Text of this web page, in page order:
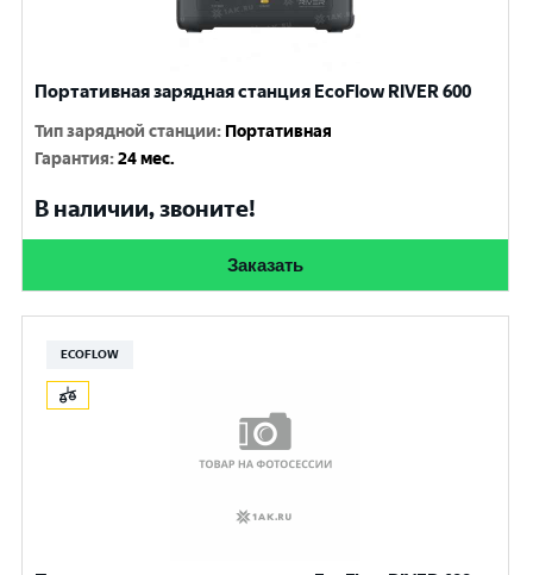
Портативная зарядная станция EcoFlow RIVER 600
Тип зарядной станции: Портативная
Гарантия:24 мес.
В наличии, звоните!
Заказать
ECOFLOW